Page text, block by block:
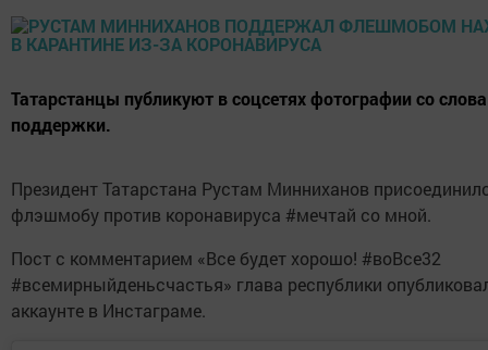
Татарстанцы публикуют в соцсетях фотографии со
поддержки.
Президент Татарстана Рустам Минниханов
флэшмобу против коронавируса #мечтай со мной.
Пост с комментарием «Все будет хорошо! #воВсе32
#всемирныйденьсчастья» глава республики
аккаунте в Инстаграме.